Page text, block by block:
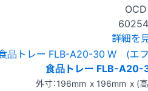
OCD
詳細を
食品トレー FLB-
外寸：196mm x 196mm x (